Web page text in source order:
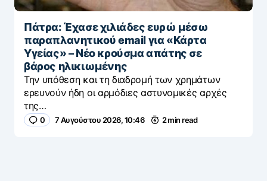
Πάτρα: Έχασε χιλιάδες ευρώ μέσω
παραπλανητικού email για «Κάρτα
Υγείας» – Νέο κρούσμα απάτης σε
βάρος ηλικιωμένης
Την υπόθεση και τη διαδρομή των χρημάτων
ερευνούν ήδη οι αρμόδιες αστυνομικές αρχές
της…
0 7 Αυγούστου 2026, 10:46 2 min read